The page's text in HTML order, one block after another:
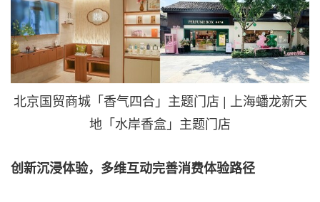
北京国贸商城「香气四合」主题门店 | 上海蟠龙新天
地「水岸香盒」主题门店
创新沉浸体验，多维互动完善消费体验路径